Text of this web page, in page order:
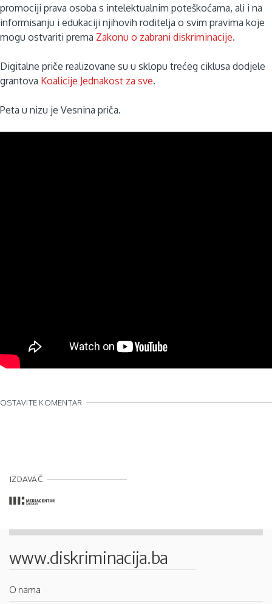
promociji prava osoba s intelektualnim poteškoćama, ali i na
informisanju i edukaciji njihovih roditelja o svim pravima koje
mogu ostvariti prema Zakonu o zabrani diskriminacije.
Digitalne priče realizovane su u sklopu trećeg ciklusa dodjele
grantova Koalicije Jednakost za sve.
Peta u nizu je Vesnina priča.
OSTAVITE KOMENTAR
IZDAVAČ
www.diskriminacija.ba
O nama